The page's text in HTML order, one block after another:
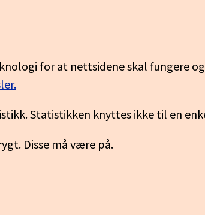
for at nettsidene skal fungere
Statistikken knyttes ikke til en
Disse må være på.